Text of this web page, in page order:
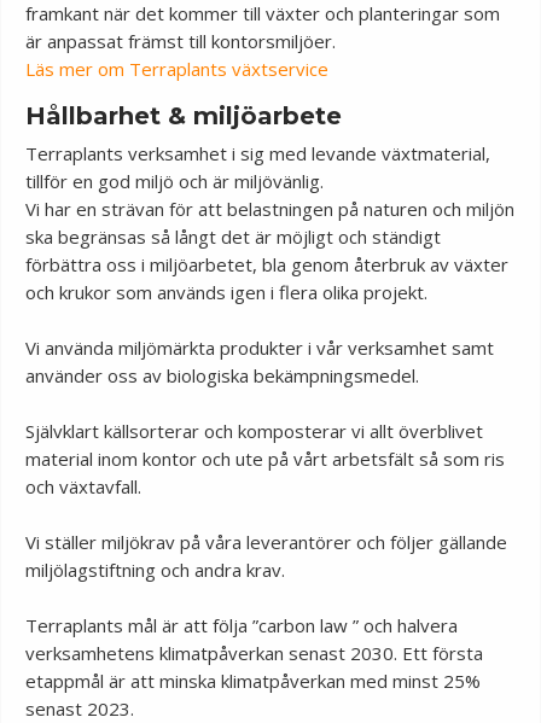
framkant när det kommer till växter och planteringar som
är anpassat främst till kontorsmiljöer.
Läs mer om Terraplants växtservice
Hållbarhet & miljöarbete
Terraplants verksamhet i sig med levande växtmaterial,
tillför en god miljö och är miljövänlig.
Vi har en strävan för att belastningen på naturen och miljön
ska begränsas så långt det är möjligt och ständigt
förbättra oss i miljöarbetet, bla genom återbruk av växter
och krukor som används igen i flera olika projekt.
Vi använda miljömärkta produkter i vår verksamhet samt
använder oss av biologiska bekämpningsmedel.
Självklart källsorterar och komposterar vi allt överblivet
material inom kontor och ute på vårt arbetsfält så som ris
och växtavfall.
Vi ställer miljökrav på våra leverantörer och följer gällande
miljölagstiftning och andra krav.
Terraplants mål är att följa ”carbon law ” och halvera
verksamhetens klimatpåverkan senast 2030. Ett första
etappmål är att minska klimatpåverkan med minst 25%
senast 2023.